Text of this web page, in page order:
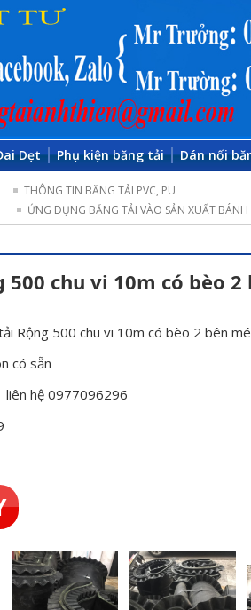
Dẹt Phụ kiện băng tải Dán nối
THÔNG TIN BĂNG TẢI PVC, PU
ỨNG DỤNG BĂNG TẢI VÀO SẢN XUẤT BÁNH
500 chu vi 10m có bèo
Rộng 500 chu vi 10m có bèo 2 bên
có sẵn
liên hệ 0977096296